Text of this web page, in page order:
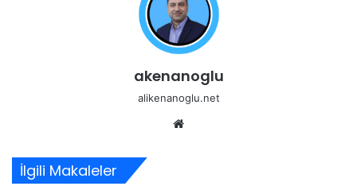
akenanoglu
alikenanoglu.net
İlgili Makaleler